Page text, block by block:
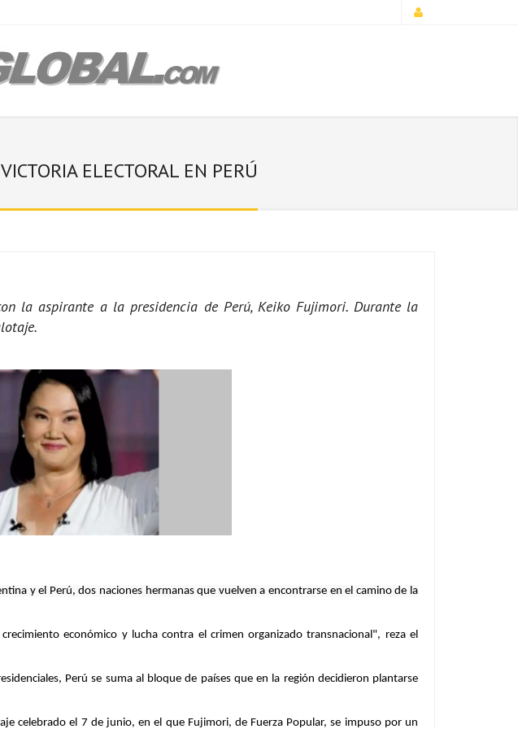
ELECTORAL EN PERÚ
la aspirante a la presidencia de Perú, Keiko Fujimori. Durante la
y el Perú, dos naciones hermanas que vuelven a encontrarse en el camino de la
económico y lucha contra el crimen organizado transnacional", reza el
Perú se suma al bloque de países que en la región decidieron plantarse
celebrado el 7 de junio, en el que Fujimori, de Fuerza Popular, se impuso por un